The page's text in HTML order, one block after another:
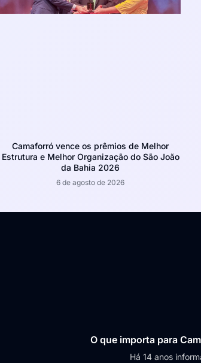
Camaforró vence os prêmios de Melhor
Estrutura e Melhor Organização do São João
da Bahia 2026
6 de agosto de 2026
O que importa para
Há 14 anos